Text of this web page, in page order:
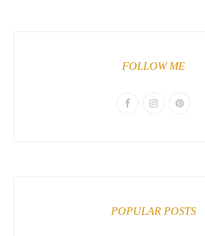
FOLLOW ME
POPULAR POSTS